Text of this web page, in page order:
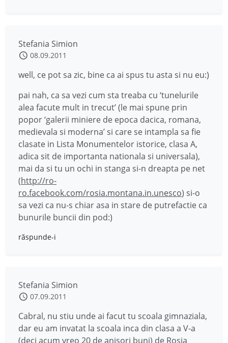
Stefania Simion
08.09.2011
well, ce pot sa zic, bine ca ai spus tu asta si nu eu:)
pai nah, ca sa vezi cum sta treaba cu ‘tunelurile
alea facute mult in trecut’ (le mai spune prin
popor ‘galerii miniere de epoca dacica, romana,
medievala si moderna’ si care se intampla sa fie
clasate in Lista Monumentelor istorice, clasa A,
adica sit de importanta nationala si universala),
mai da si tu un ochi in stanga si-n dreapta pe net
(http://ro-
ro.facebook.com/rosia.montana.in.unesco) si-o
sa vezi ca nu-s chiar asa in stare de putrefactie ca
bunurile buncii din pod:)
răspunde-i
Stefania Simion
07.09.2011
Cabral, nu stiu unde ai facut tu scoala gimnaziala,
dar eu am invatat la scoala inca din clasa a V-a
(deci acum vreo 20 de anisori buni) de Rosia